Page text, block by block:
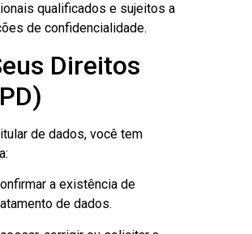
qualificados e sujeitos a
de confidencialidade.
Direitos
de dados, você tem
a existência de
de dados.